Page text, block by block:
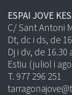
ESPAI JOVE
C/ Sant Antoni
Dt, dc i ds, de
Dj i dv, de 16.30
Estiu (juliol i
T. 977 296 251